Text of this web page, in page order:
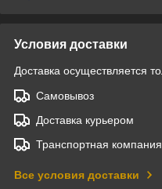
Условия доставки
Доставка осуществляется
Самовывоз
Доставка курьером
Транспортная компания
Все условия доставки